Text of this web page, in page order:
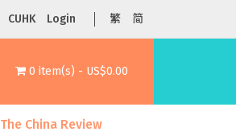
CUHK Login 繁 简
0 item(s) - US$0.00
The China Review